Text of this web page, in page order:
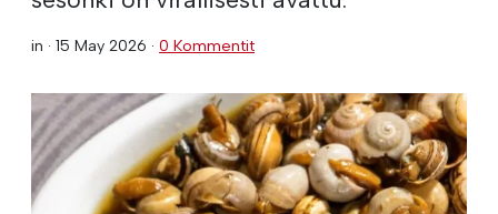
in · 15 May 2026 · 0 Kommentit